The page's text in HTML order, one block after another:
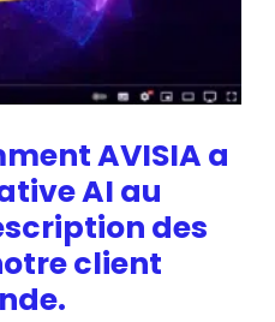
AVISIA a
AI au
des
client